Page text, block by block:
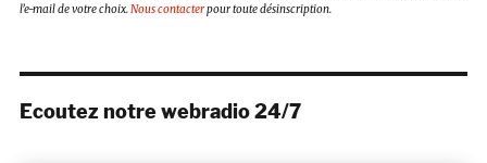
l’e-mail de votre choix.Nous contacterpour toute désinscription.
Ecoutez notre webradio 24/7